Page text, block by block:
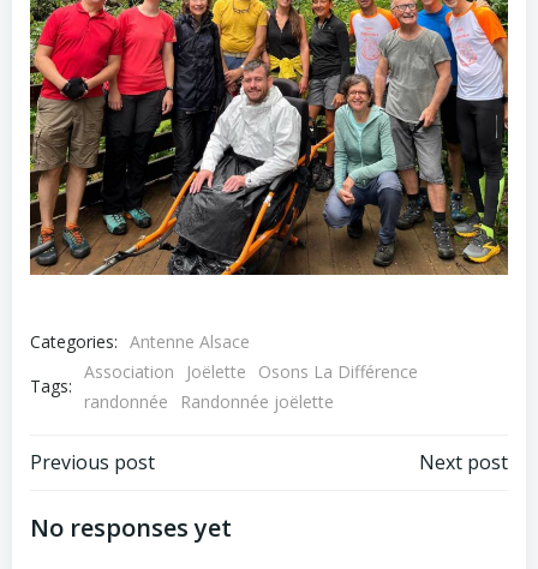
Categories: Antenne Alsace
Tags:
Association Joëlette
Osons La Différence
randonnée
Randonnée joëlette
Post
navigation
Previous post Next post
No responses yet